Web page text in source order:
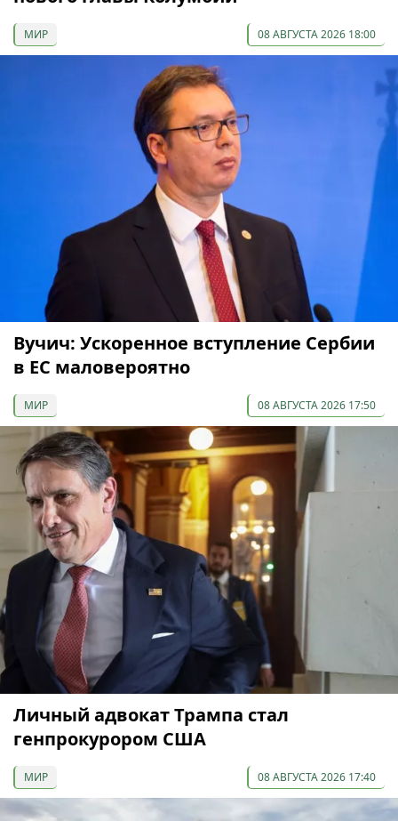
МИР 08 АВГУСТА 2026 18:00
Вучич: Ускоренное вступление Сербии
в ЕС маловероятно
МИР 08 АВГУСТА 2026 17:50
Личный адвокат Трампа стал
генпрокурором США
МИР 08 АВГУСТА 2026 17:40